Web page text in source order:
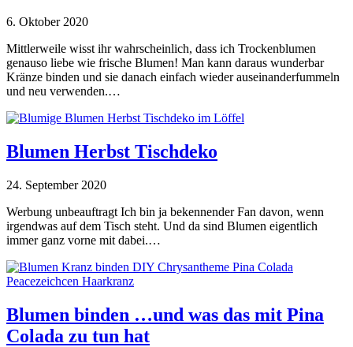
6. Oktober 2020
Mittlerweile wisst ihr wahrscheinlich, dass ich Trockenblumen
genauso liebe wie frische Blumen! Man kann daraus wunderbar
Kränze binden und sie danach einfach wieder auseinanderfummeln
und neu verwenden.…
Blumen Herbst Tischdeko
24. September 2020
Werbung unbeauftragt Ich bin ja bekennender Fan davon, wenn
irgendwas auf dem Tisch steht. Und da sind Blumen eigentlich
immer ganz vorne mit dabei.…
Blumen binden …und was das mit Pina
Colada zu tun hat